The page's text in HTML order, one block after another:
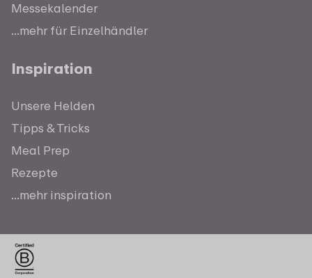
Messekalender
...mehr für Einzelhändler
Inspiration
Unsere Helden
Tipps & Tricks
Meal Prep
Rezepte
...mehr inspiration